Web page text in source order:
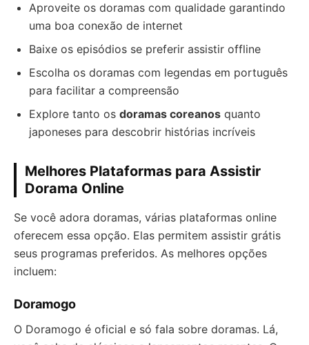
Aproveite os doramas com qualidade garantindo
uma boa conexão de internet
Baixe os episódios se preferir assistir offline
Escolha os doramas com legendas em português
para facilitar a compreensão
Explore tanto os doramas coreanos quanto
japoneses para descobrir histórias incríveis
Melhores Plataformas para Assistir
Dorama Online
Se você adora doramas, várias plataformas online
oferecem essa opção. Elas permitem assistir grátis
seus programas preferidos. As melhores opções
incluem:
Doramogo
O Doramogo é oficial e só fala sobre doramas. Lá,